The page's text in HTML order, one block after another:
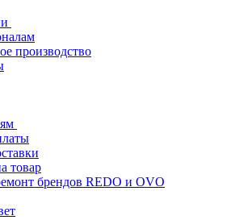
производство
товар
брендов REDO и OVO